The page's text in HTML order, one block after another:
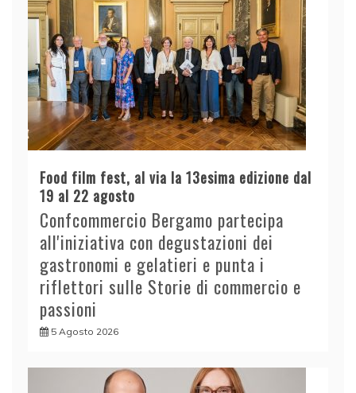
Food film fest, al via la 13esima edizione dal
19 al 22 agosto
Confcommercio Bergamo partecipa
all'iniziativa con degustazioni dei
gastronomi e gelatieri e punta i
riflettori sulle Storie di commercio e
passioni
5 Agosto 2026